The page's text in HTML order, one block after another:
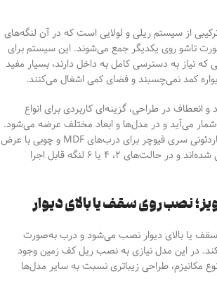
ترکیبی از سیستم ریلی و لولایی است که در آن لنگه‌های
تاشو روی یکدیگر جمع می‌شوند. این سیستم برای
که نیاز به دسترسی کامل به داخل دارند، بسیار مفید
کمد نمی‌چسبند و فضای کمی اشغال می‌کنند.
و انعطاف در طراحی، گزینه‌ای کاربردی برای انواع
و در مدل‌ها و ابعاد مختلف عرضه می‌شود.
سری فیوچر
برای درب‌های MDF و چوبی با عرض
۳۰ تا ۶۰ سانتی‌متر طراحی شده‌اند و در حالت‌های ۲، ۴ یا ۶ لنگه قابل اجرا
یا بالای دیوار نصب می‌شود و درب به‌صورت
در این مدل نیازی به نصب ریل کف زمین وجود
مکانیزم، طراحی زیباتری نسبت به سایر مدل‌ها